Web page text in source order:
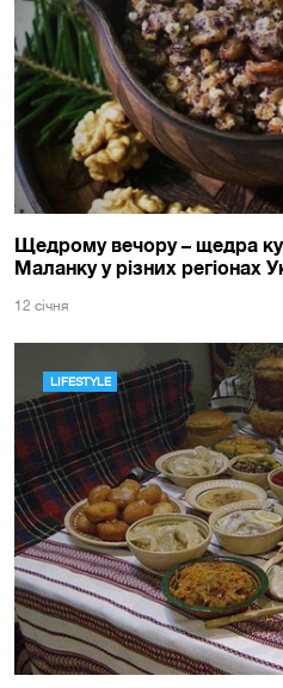
Щедрому вечору – щедра
Маланку у різних регіонах
12 сiчня
LIFESTYLE